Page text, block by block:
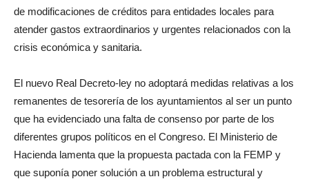
de modificaciones de créditos para entidades locales para
atender gastos extraordinarios y urgentes relacionados con la
crisis económica y sanitaria.
El nuevo Real Decreto-ley no adoptará medidas relativas a los
remanentes de tesorería de los ayuntamientos al ser un punto
que ha evidenciado una falta de consenso por parte de los
diferentes grupos políticos en el Congreso. El Ministerio de
Hacienda lamenta que la propuesta pactada con la FEMP y
que suponía poner solución a un problema estructural y